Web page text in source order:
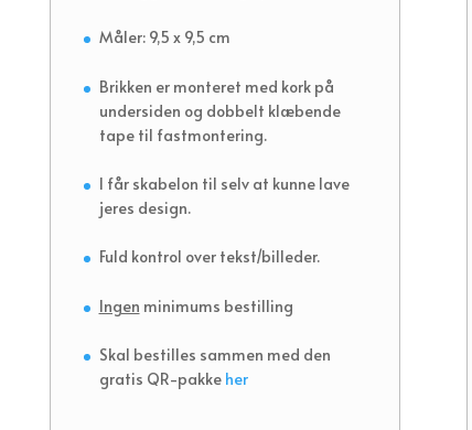
Måler: 9,5 x 9,5 cm
Brikken er monteret med kork på
undersiden og dobbelt klæbende
tape til fastmontering.
I får skabelon til selv at kunne lave
jeres design.
Fuld kontrol over tekst/billeder.
Ingen minimums bestilling
Skal bestilles sammen med den
gratis QR-pakke her